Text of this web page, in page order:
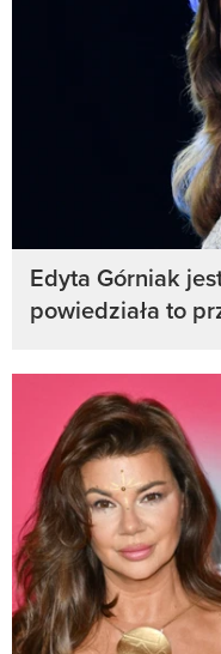
Edyta Górniak
powiedziała to